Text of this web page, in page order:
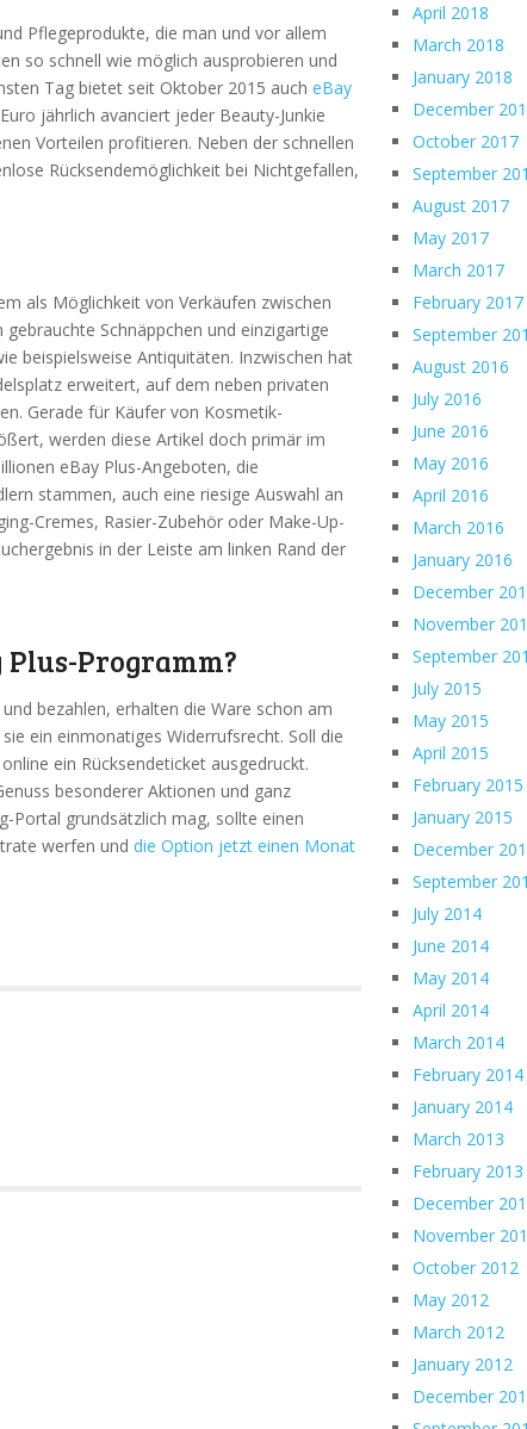
Pflegeprodukte, die man und vor allem
so schnell wie möglich ausprobieren und
Tag bietet seit Oktober 2015 auch eBay
jährlich avanciert jeder Beauty-Junkie
Vorteilen profitieren. Neben der schnellen
Rücksendemöglichkeit bei Nichtgefallen,
als Möglichkeit von Verkäufen zwischen
Schnäppchen und einzigartige
beispielsweise Antiquitäten. Inzwischen hat
erweitert, auf dem neben privaten
Gerade für Käufer von Kosmetik-
werden diese Artikel doch primär im
eBay Plus-Angeboten, die
stammen, auch eine riesige Auswahl an
Cremes, Rasier-Zubehör oder Make-Up-
in der Leiste am linken Rand der
Plus-Programm?
bezahlen, erhalten die Ware schon am
ein einmonatiges Widerrufsrecht. Soll die
ein Rücksendeticket ausgedruckt.
besonderer Aktionen und ganz
Portal grundsätzlich mag, sollte einen
werfen und die Option jetzt einen Monat
April 2018
March 2018
January 2018
December
October 2017
September
August 2017
May 2017
March 2017
February 2017
September
August 2016
July 2016
June 2016
May 2016
April 2016
March 2016
January 2016
December
November
September
July 2015
May 2015
April 2015
February 2015
January 2015
December
September
July 2014
June 2014
May 2014
April 2014
March 2014
February 2014
January 2014
March 2013
February 2013
December
November
October 2012
May 2012
March 2012
January 2012
December